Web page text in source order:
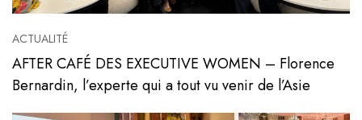
ACTUALITÉ
AFTER CAFÉ DES EXECUTIVE WOMEN – Florence
Bernardin, l’experte qui a tout vu venir de l’Asie